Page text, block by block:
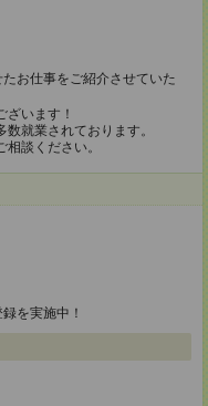
お仕事をご紹介させていた
います！
就業されております。
談ください。
を実施中！